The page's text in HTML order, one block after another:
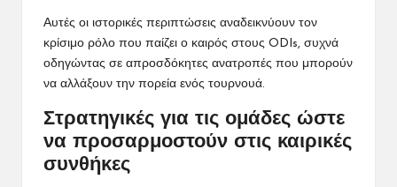
Αυτές οι ιστορικές περιπτώσεις αναδεικνύουν τον
κρίσιμο ρόλο που παίζει ο καιρός στους ODIs, συχνά
οδηγώντας σε απροσδόκητες ανατροπές που μπορούν
να αλλάξουν την πορεία ενός τουρνουά.
Στρατηγικές για τις ομάδες ώστε
να προσαρμοστούν στις καιρικές
συνθήκες